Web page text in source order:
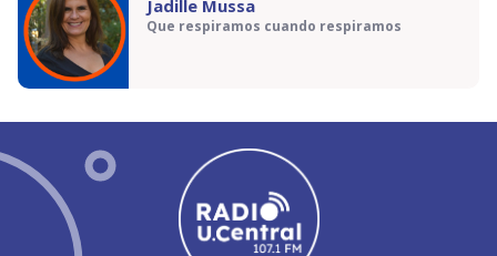
Jadille Mussa
Que respiramos cuando respiramos